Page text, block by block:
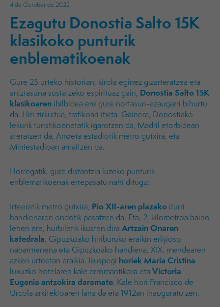
4 de October de 2022
Ezagutu Donostia Salto 15K
klasikoko punturik
enblematikoenak
Gure 25 urteko historian, kirola eginez gizarteratzea eta
aniztasuna sustatzeko espirituaz gain, Donostia Salto 15K
klasikoaren ibilbidea ere gure nortasun-ezaugarri bihurtu
da. Hiri zirkuitua, trafikoari itxita. Gainera, Donostiako
lekurik turistikoenetatik igarotzen da, Madril etorbidean
ateratzen da, Anoeta estadiotik metro gutxira, eta
Miniestadioan amaitzen da.
Horregatik, gure distantzia luzeko punturik
enblematikoenak errepasatu nahi ditugu:
Irteeratik metro gutxira, Pio XII-aren plazako iturri
handienaren ondotik pasatzen da. Eta, 2. kilometroa baino
lehen ere, hurbiletik ikusten dira Artzain Onaren
katedrala, Gipuzkoako hiriburuko eraikin erlijioso
nabarmenena eta Gipuzkoako handiena, XIX. mendearen
azken urteetan eraikia. Ikuspegi horiek Maria Cristina
luxuzko hotelaren kale erromantikora eta Victoria
Eugenia antzokira daramate. Kale hori Francisco de
Urcola arkitektoaren lana da eta 1912an inauguratu zen.